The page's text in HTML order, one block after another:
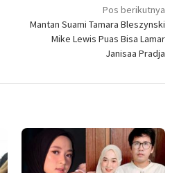
Pos berikutnya
Mantan Suami Tamara Bleszynski
Mike Lewis Puas Bisa Lamar
Janisaa Pradja